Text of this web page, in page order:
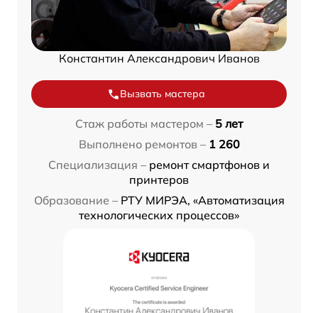
Константин Александрович Иванов
Вызвать мастера
Стаж работы мастером – 5 лет
Выполнено ремонтов – 1 260
Специализация – ремонт смартфонов и
принтеров
Образование – РТУ МИРЭА, «Автоматизация
технологических процессов»